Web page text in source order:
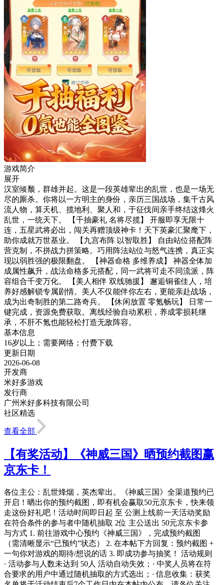
游戏简介
展开
汉室倾颓，群雄并起。这是一段英雄辈出的乱世，也是一场无
尽的厮杀。你将以一方明主的身份，亲历三国战场，集千古风
流人物，算天机、揽地利、聚人和，于征伐间亲手终结这烽火
乱世，一统天下。 【千抽豪礼 名将尽揽】 开服即享无限十
连，五星武将必出，闯关再赠顶级神卡！天下英豪汇聚麾下，
助你成就万世基业。 【九宫布阵 以智取胜】 自由站位搭配阵
营克制，不拼战力拼策略。巧用阵法站位与怒气连携，真正实
现以弱胜强的极限翻盘。 【神器命格 多维养成】 神器全体加
成属性飙升，战法命格多元搭配，同一武将可走不同流派，阵
容组合千变万化。 【美人相伴 双线驰援】 邂逅铜雀佳人，培
养好感解锁专属剧情。美人不仅能伴你左右，更能亲赴战场，
成为出奇制胜的第二路奇兵。 【休闲放置 零氪畅玩】 日常一
键完成，资源免费获取。离线经验自动累积，养成零损耗继
承，不肝不氪也能轻松打造无敌阵容。
基本信息
16岁以上；需要网络；付费下载
更新日期
2026-06-08
开发商
米好多游戏
发行商
广州米好多科技有限公司
社区精选
查看全部
【有奖活动】《神威三国》晒预约截图赢
京东卡！
各位主公：乱世烽烟，英杰辈出。《神威三国》全渠道预约已
开启！晒出你的预约截图，即有机会赢取50元京东卡，快来领
走这份好礼吧！活动时间即日起 至 公测上线前一天活动奖励
在符合条件的参与者中随机抽取 2位 主公送出 50元京东卡参
与方式 1. 前往游戏中心预约《神威三国》，完成预约截图
（需清晰显示“已预约”状态） 2. 在本帖下方回复：预约截图 +
一句你对游戏的期待/想说的话 3. 即成功参与抽奖！ 活动规则
· 活动参与人数未达到 50人 活动自动失效；· 中奖人员将在符
合要求的用户中通过随机抽取的方式选出；· 信息收集：获奖